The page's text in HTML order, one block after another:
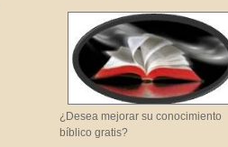
¿Desea mejorar su conocimiento
bíblico gratis?